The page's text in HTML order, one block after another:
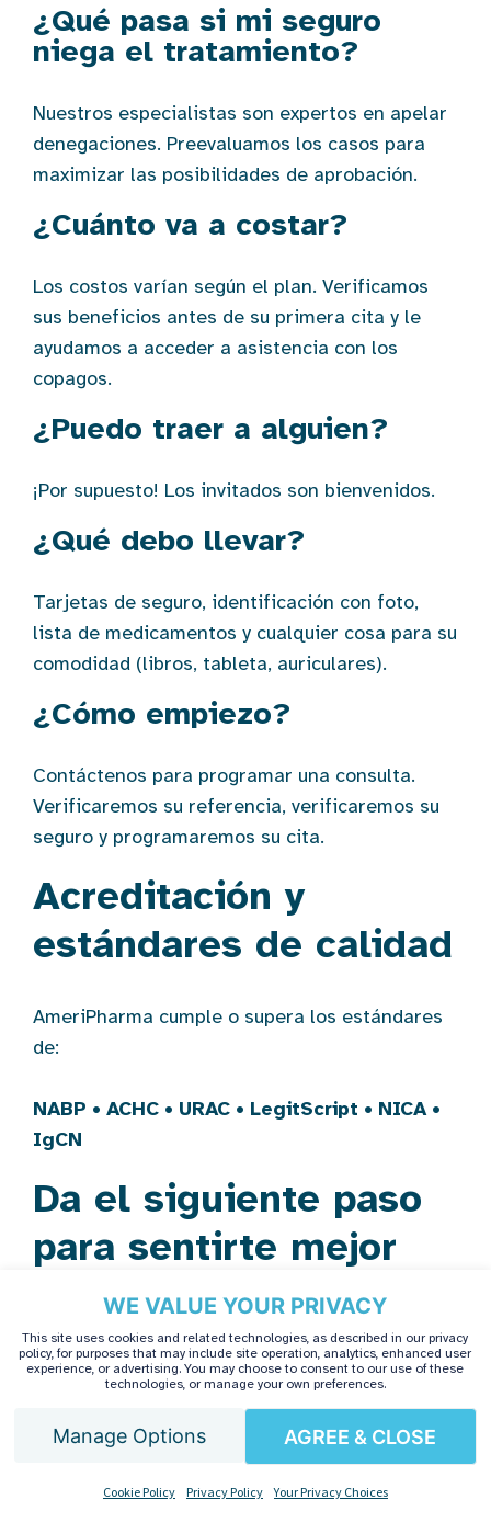
¿Qué pasa si mi seguro
niega el tratamiento?
Nuestros especialistas son expertos en apelar
denegaciones. Preevaluamos los casos para
maximizar las posibilidades de aprobación.
¿Cuánto va a costar?
Los costos varían según el plan. Verificamos
sus beneficios antes de su primera cita y le
ayudamos a acceder a asistencia con los
copagos.
¿Puedo traer a alguien?
¡Por supuesto! Los invitados son bienvenidos.
¿Qué debo llevar?
Tarjetas de seguro, identificación con foto,
lista de medicamentos y cualquier cosa para su
comodidad (libros, tableta, auriculares).
¿Cómo empiezo?
Contáctenos para programar una consulta.
Verificaremos su referencia, verificaremos su
seguro y programaremos su cita.
Acreditación y
estándares de calidad
AmeriPharma cumple o supera los estándares
de:
NABP • ACHC • URAC • LegitScript • NICA•
IgCN
Da el siguiente paso
para sentirte mejor
Si le han recetado una terapia biológica y está
buscando un "centro de infusión de Remicade
cerca de mí", AmeriPharma está aquí para
Eliminamos el estrés de su proceso de
tratamiento, desde las aprobaciones de
WE VALUE YOUR PRIVACY
This site uses cookies and related technologies, as described in our privacy
policy, for purposes that may include site operation, analytics, enhanced user
experience, or advertising. You may choose to consent to our use of these
technologies, or manage your own preferences.
Manage Options AGREE & CLOSE
Cookie Policy Privacy Policy Your Privacy Choices
Spanish